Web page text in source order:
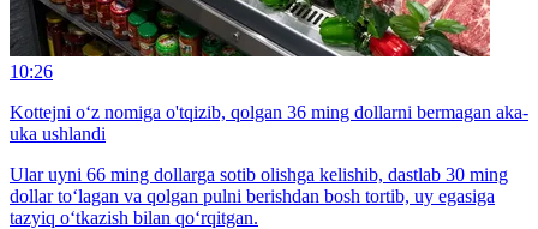
10:26
Kottejni o‘z nomiga o'tqizib, qolgan 36 ming dollarni bermagan aka-
uka ushlandi
Ular uyni 66 ming dollarga sotib olishga kelishib, dastlab 30 ming
dollar to‘lagan va qolgan pulni berishdan bosh tortib, uy egasiga
tazyiq o‘tkazish bilan qo‘rqitgan.